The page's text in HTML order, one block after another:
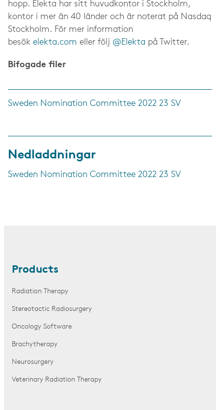
hopp. Elekta har sitt huvudkontor i Stockholm,
kontor i mer än 40 länder och är noterat på Nasdaq
Stockholm. För mer information
besök elekta.com eller följ @Elekta på Twitter.
Bifogade filer
Sweden Nomination Committee 2022 23 SV
Nedladdningar
Sweden Nomination Committee 2022 23 SV
Products
Radiation Therapy
Stereotactic Radiosurgery
Oncology Software
Brachytherapy
Neurosurgery
Veterinary Radiation Therapy